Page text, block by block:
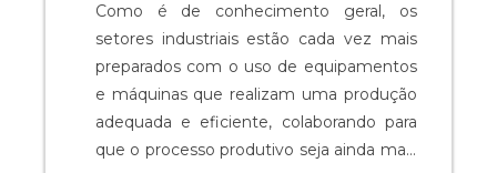
Como é de conhecimento geral, os
setores industriais estão cada vez mais
preparados com o uso de equipamentos
e máquinas que realizam uma produção
adequada e eficiente, colaborando para
que o processo produtivo seja ainda mais